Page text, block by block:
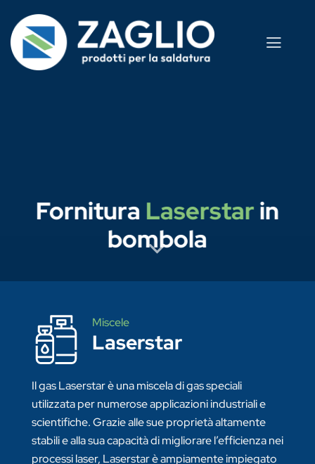
contenuti
Fornitura Laserstar in
bombola
Miscele
Laserstar
Il gas Laserstar è una miscela di gas speciali
utilizzata per numerose applicazioni industriali e
scientifiche. Grazie alle sue proprietà altamente
stabili e alla sua capacità di migliorare l’efficienza nei
processi laser, Laserstar è ampiamente impiegato